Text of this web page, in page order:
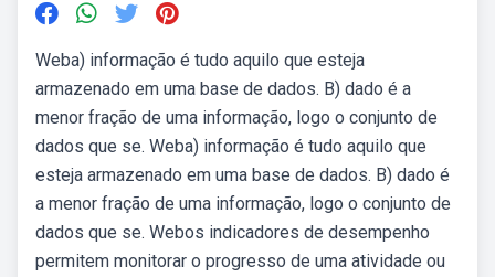
Weba) informação é tudo aquilo que esteja
armazenado em uma base de dados. B) dado é a
menor fração de uma informação, logo o conjunto de
dados que se. Weba) informação é tudo aquilo que
esteja armazenado em uma base de dados. B) dado é
a menor fração de uma informação, logo o conjunto de
dados que se. Webos indicadores de desempenho
permitem monitorar o progresso de uma atividade ou